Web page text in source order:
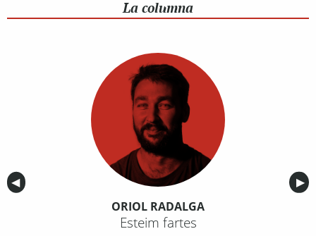
La columna
Anterior
◀︎ ▶︎
ORIOL RADALGA
Esteim fartes